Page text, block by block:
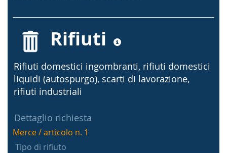
Rifiuti
Rifiuti domestici ingombranti, rifiuti domestici
liquidi (autospurgo), scarti di lavorazione,
rifiuti industriali
Dettaglio richiesta
Merce / articolo n. 1
Tipo di rifiuto